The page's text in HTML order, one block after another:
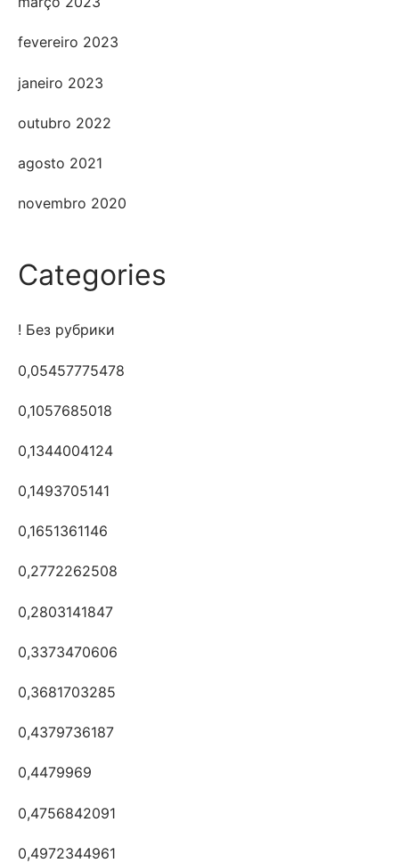
fevereiro 2023
janeiro 2023
outubro 2022
agosto 2021
novembro 2020
Categories
! Без рубрики
0,05457775478
0,1057685018
0,1344004124
0,1493705141
0,1651361146
0,2772262508
0,2803141847
0,3373470606
0,3681703285
0,4379736187
0,4479969
0,4756842091
0,4972344961